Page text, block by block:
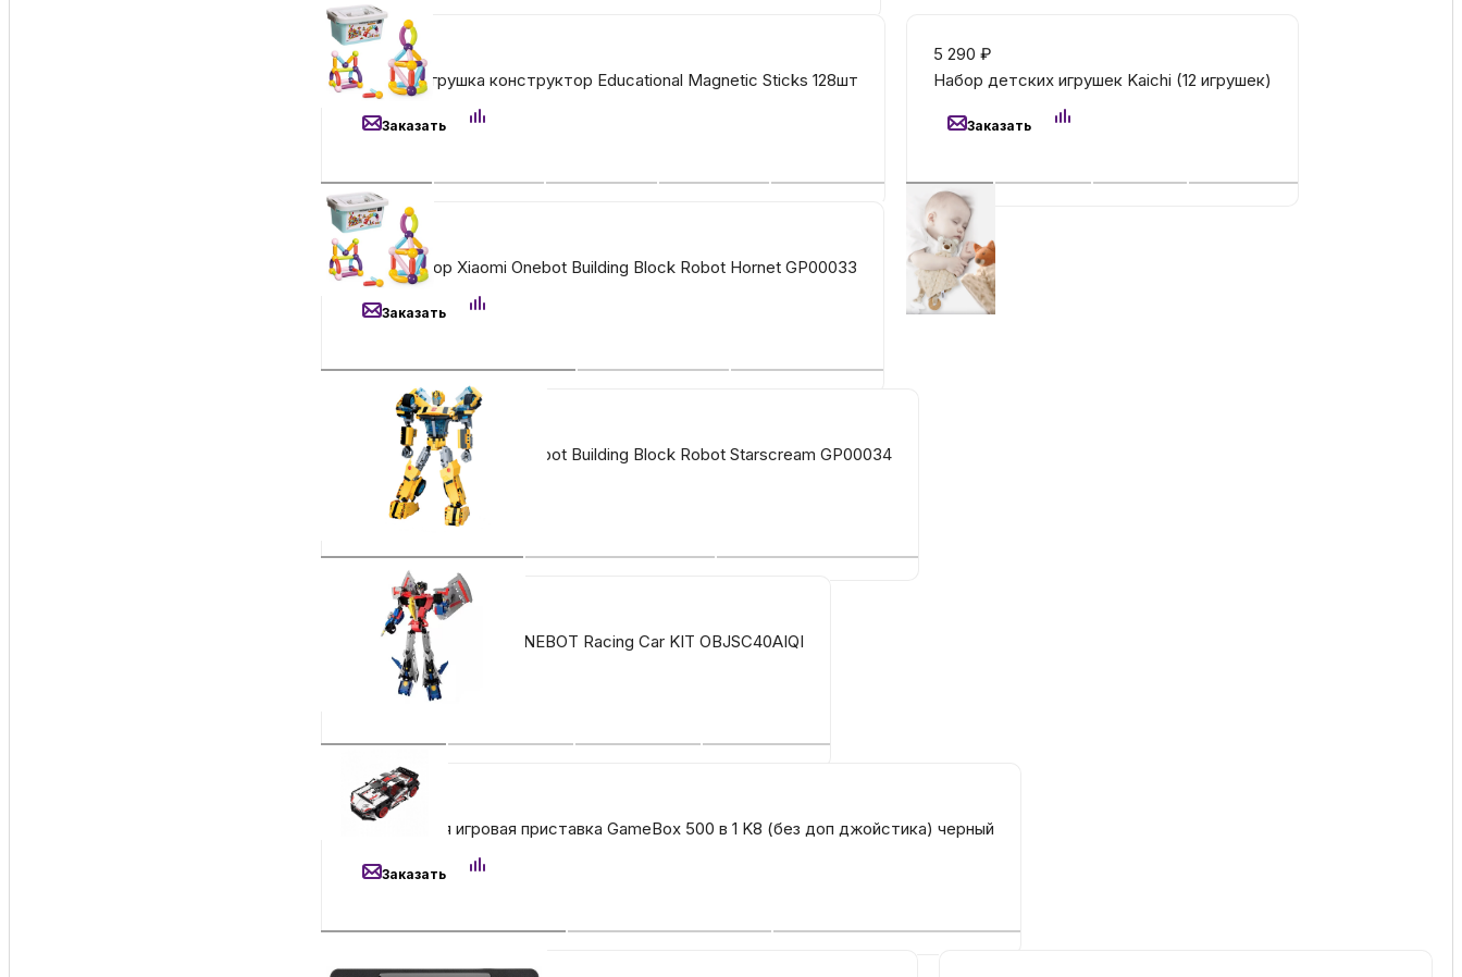
3 890
₽
Детская игрушка конструктор Educational Magnetic Sticks 128шт
Заказать
5 290 ₽
Набор детских игрушек Kaichi (12 игрушек)
Заказать
2 890
₽
Конструктор Xiaomi Onebot Building Block Robot Hornet GP00033
Заказать
₽
Конструктор Xiaomi Onebot Building Block Robot Starscream GP00034
Заказать
₽
Конструктор Xiaomi ONEBOT Racing Car KIT OBJSC40AIQI
Заказать
1 700₽
Портативная игровая приставка GameBox 500 в 1 K8 (без доп джойстика) черный
Заказать